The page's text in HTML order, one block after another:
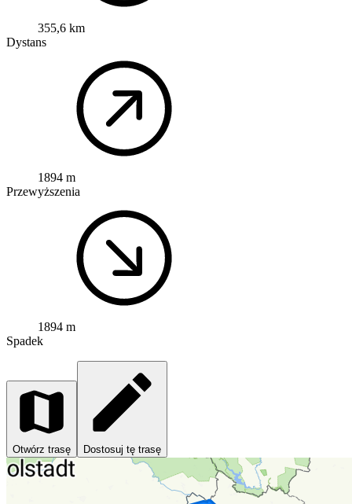
355,6 km
Dystans
1894 m
Przewyższenia
1894 m
Spadek
Otwórz trasę Dostosuj tę trasę